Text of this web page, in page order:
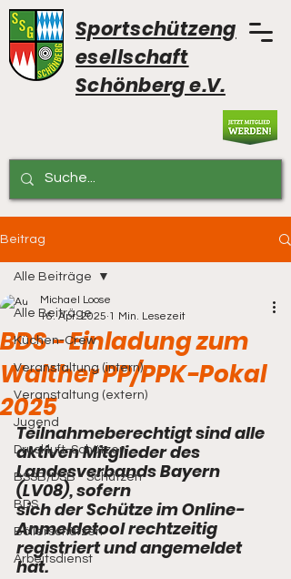
Sportschützeng
esellschaft
Schönberg e.V.
Beitrag
Alle Beiträge
Küchen-Crew
Veranstaltung (intern)
Veranstaltung (extern)
Jugend
Druckluft-Schützen
BSSB/DSB - Schützen
BDS
Böllerschützen
Arbeitsdienst
Alle Beiträge
BDS - Einladung zum
Walther PP/PPK-Pokal
2025
Michael Loose
16. Apr. 2025 1 Min. Lesezeit
Teilnahmeberechtigt sind alle
aktiven Mitglieder des
Landesverbands Bayern
(LV08), sofern
sich der Schütze im Online-
Anmeldetool rechtzeitig
registriert und angemeldet
hat.